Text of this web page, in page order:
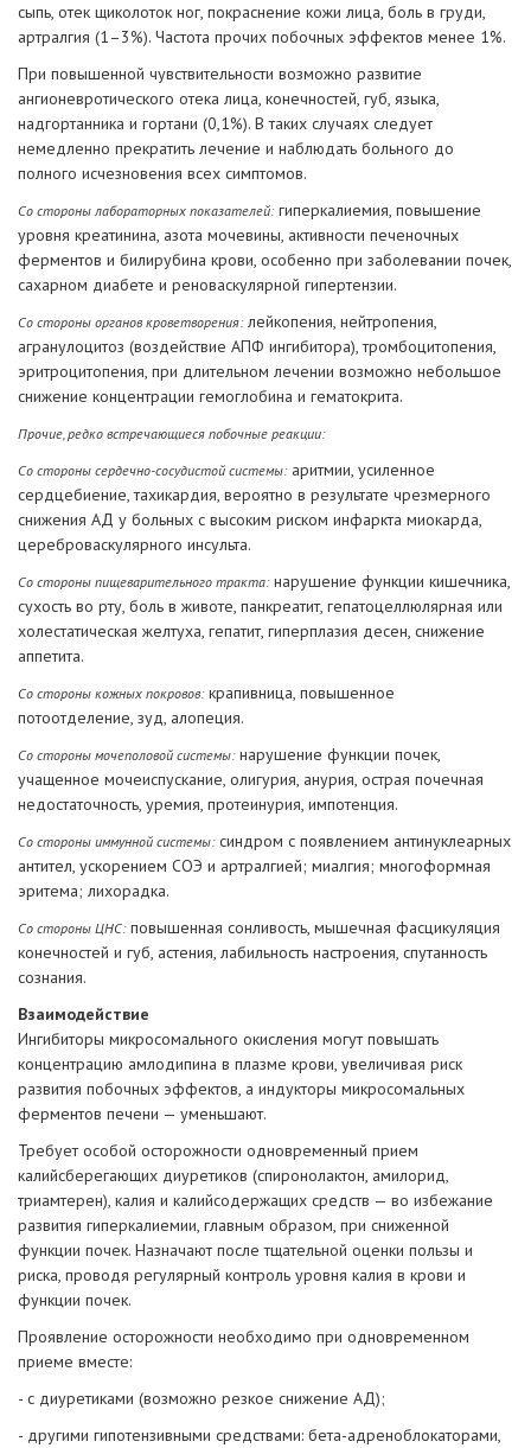
сыпь, отек щиколоток ног, покраснение кожи лица, боль в груди,
артралгия (1–3%). Частота прочих побочных эффектов менее 1%.
При повышенной чувствительности возможно развитие
ангионевротического отека лица, конечностей, губ, языка,
надгортанника и гортани (0,1%). В таких случаях следует
немедленно прекратить лечение и наблюдать больного до
полного исчезновения всех симптомов.
Со стороны лабораторных показателей:гиперкалиемия, повышение
уровня креатинина, азота мочевины, активности печеночных
ферментов и билирубина крови, особенно при заболевании почек,
сахарном диабете и реноваскулярной гипертензии.
Со стороны органов кроветворения:лейкопения, нейтропения,
агранулоцитоз (воздействие АПФ ингибитора), тромбоцитопения,
эритроцитопения, при длительном лечении возможно небольшое
снижение концентрации гемоглобина и гематокрита.
Прочие, редко встречающиеся побочные реакции:
Со стороны сердечно-сосудистой системы:аритмии, усиленное
сердцебиение, тахикардия, вероятно в результате чрезмерного
снижения АД у больных с высоким риском инфаркта миокарда,
цереброваскулярного инсульта.
Со стороны пищеварительного тракта:нарушение функции кишечника,
сухость во рту, боль в животе, панкреатит, гепатоцеллюлярная или
холестатическая желтуха, гепатит, гиперплазия десен, снижение
аппетита.
Со стороны кожных покровов:крапивница, повышенное
потоотделение, зуд, алопеция.
Со стороны мочеполовой системы:нарушение функции почек,
учащенное мочеиспускание, олигурия, анурия, острая почечная
недостаточность, уремия, протеинурия, импотенция.
Со стороны иммунной системы:синдром с появлением антинуклеарных
антител, ускорением СОЭ и артралгией; миалгия; многоформная
эритема; лихорадка.
Со стороны ЦНС:повышенная сонливость, мышечная фасцикуляция
конечностей и губ, астения, лабильность настроения, спутанность
сознания.
Взаимодействие
Ингибиторы микросомального окисления могут повышать
концентрацию амлодипина в плазме крови, увеличивая риск
развития побочных эффектов, а индукторы микросомальных
ферментов печени — уменьшают.
Требует особой осторожности одновременный прием
калийсберегающих диуретиков (спиронолактон, амилорид,
триамтерен), калия и калийсодержащих средств — во избежание
развития гиперкалиемии, главным образом, при сниженной
функции почек. Назначают после тщательной оценки пользы и
риска, проводя регулярный контроль уровня калия в крови и
функции почек.
Проявление осторожности необходимо при одновременном
приеме вместе:
- с диуретиками (возможно резкое снижение АД);
- другими гипотензивными средствами: бета-адреноблокаторами,